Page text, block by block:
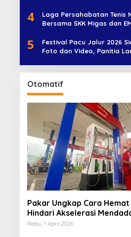
4
Laga Persahabatan Tenis
Bersama SKK Migas dan
5
Festival Pacu Jalur 2026
Foto dan Video, Panitia
Otomatif
Pakar Ungkap Cara Hemat
Hindari Akselerasi
Rabu, 1 April 2026